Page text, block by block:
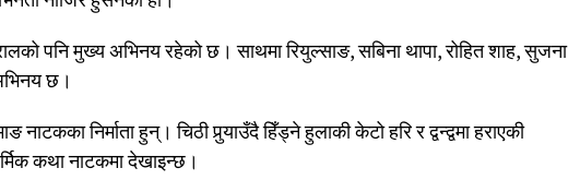
पनि मुख्य अभिनय रहेको छ। साथमा रियुल्साङ, सबिना थापा, रोहित शाह, सुजना
छ।
नाटकका निर्माता हुन्। चिठी पुर्‍याउँदै हिँड्ने हुलाकी केटो हरि र द्वन्द्वमा हराएकी
कथा नाटकमा देखाइन्छ।